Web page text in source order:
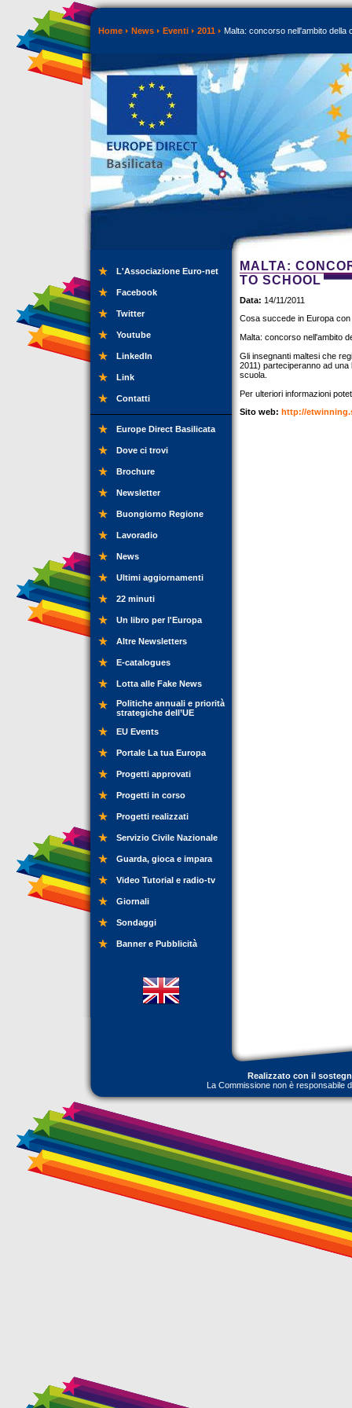
Home News Eventi 2011 Malta: concorso nell'ambito della
L'Associazione Euro-net
Facebook
Twitter
Youtube
LinkedIn
Link
Contatti
Europe Direct Basilicata
Dove ci trovi
Brochure
Newsletter
Buongiorno Regione
Lavoradio
News
Ultimi aggiornamenti
22 minuti
Un libro per l'Europa
Altre Newsletters
E-catalogues
Lotta alle Fake News
Politiche annuali e priorità
strategiche dell’UE
EU Events
Portale La tua Europa
Progetti approvati
Progetti in corso
Progetti realizzati
Servizio Civile Nazionale
Guarda, gioca e impara
Video Tutorial e radio-tv
Giornali
Sondaggi
Banner e Pubblicità
MALTA:
TO SCHOOL
Data: 14/11/2011
Cosa succede in Europa con
Malta: concorso nell'ambito
Gli insegnanti maltesi che
2011) parteciperanno ad
scuola.
Per ulteriori informazioni
Sito web: http://
Realizzato con il
La Commissione non è responsabile